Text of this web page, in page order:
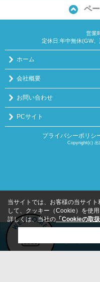
ペ
営業
定休日:年中無休(GW
ホーム
会社概要
お問い合わせ
PCサイト
プライバシーポリシ
Copyright(c) 出
当サイトでは、お客様の当サイ
して、クッキー（Cookie）を使用
詳しくは、当社の 「Cookieの取